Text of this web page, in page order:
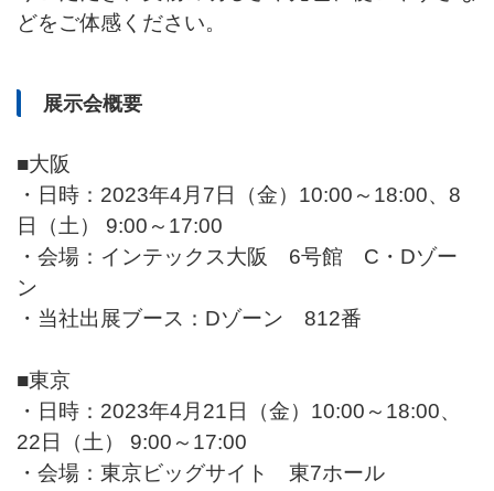
どをご体感ください。
展示会概要
■大阪
・日時：2023年4月7日（金）10:00～18:00、8
日（土） 9:00～17:00
・会場：インテックス大阪 6号館 C・Dゾー
ン
・当社出展ブース：Dゾーン 812番
■東京
・日時：2023年4月21日（金）10:00～18:00、
22日（土） 9:00～17:00
・会場：東京ビッグサイト 東7ホール